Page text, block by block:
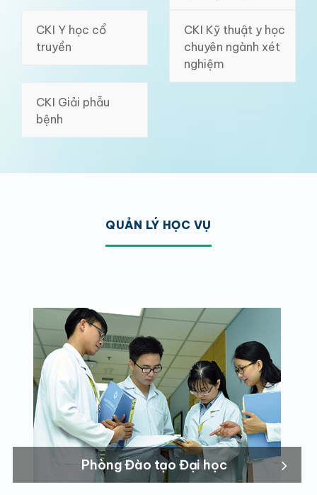
CKI Y học cổ
truyền
CKI Kỹ thuật y học
chuyên ngành xét
nghiệm
CKI Giải phẫu
bệnh
QUẢN LÝ HỌC VỤ
Phòng Đào tạo Đại học